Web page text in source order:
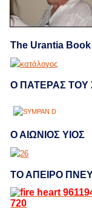
The Urantia
Ο ΠΑΤΕΡΑΣ
Ο ΑΙΩΝΙΟΣ ΥΙΟΣ
ΤΟ ΑΠΕΙΡΟ